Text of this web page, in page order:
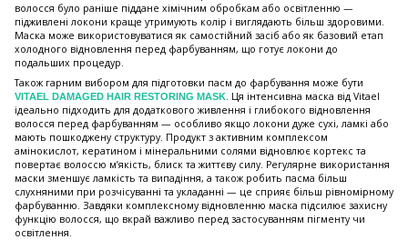
волосся було раніше піддане хімічним обробкам або освітленню —
підживлені локони краще утримують колір і виглядають більш здоровими.
Маска може використовуватися як самостійний засіб або як базовий етап
холодного відновлення перед фарбуванням, що готує локони до
подальших процедур.
Також гарним вибором для підготовки пасм до фарбування може бути
VITAEL DAMAGED HAIR RESTORING MASK. Ця інтенсивна маска від Vitael
ідеально підходить для додаткового живлення і глибокого відновлення
волосся перед фарбуванням — особливо якщо локони дуже сухі, ламкі або
мають пошкоджену структуру. Продукт з активним комплексом
амінокислот, кератином і мінеральними солями відновлює кортекс та
повертає волоссю м’якість, блиск та життєву силу. Регулярне використання
маски зменшує ламкість та випадіння, а також робить пасма більш
слухняними при розчісуванні та укладанні — це сприяє більш рівномірному
фарбуванню. Завдяки комплексному відновленню маска підсилює захисну
функцію волосся, що вкрай важливо перед застосуванням пігменту чи
освітлення.